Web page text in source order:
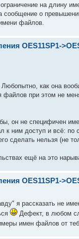
на длину
о
файлов.
OES11SP1-
как она
при этом не
он не специфичен
ним доступ и всё: по
сделать нельзя (не
ещё на это
OES11SP1-
я рассказать не
Дефект, в любом
имен файлов от